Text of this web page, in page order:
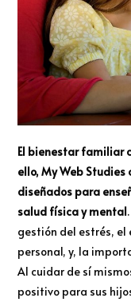
El bienestar familiar
ello, My Web
diseñados para
salud física y mental
gestión del estrés,
personal, y, la
Al cuidar de sí
positivo para sus